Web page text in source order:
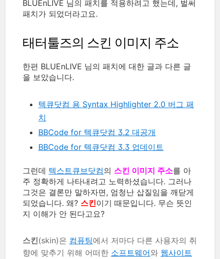
BLUEnLIVE 님의 패치를 적용하려고 했는데, 벌써
패치가 되었더라고요.
태터툴즈의 스킨 이미지 주소
한편 BLUEnLIVE 님의 패치에 대한 글과 다른 글
을 보았습니다.
텍큐닷컴 용 Syntax Highlighter 2.0 버그 패
치
BBCode for 텍큐닷컴 3.2 대공개
BBCode for 텍큐닷컴 3.3 업데이트
그런데 텍스트큐브닷컴의 스킨 이미지 주소를 아
주 정확하게 나타내려고 노력하셨습니다. 그러나
그것은 결론만 말하자면, 엄청난 삽질임을 깨닫게
되었습니다. 왜? 스킨이기 때문입니다. 무슨 뜻인
지 이해가 안 된다고요?
스킨(skin)은 컴퓨팅에서 저마다 다른 사용자의 취
향에 맞추기 위해 어떠한 소프트웨어와 웹사이트